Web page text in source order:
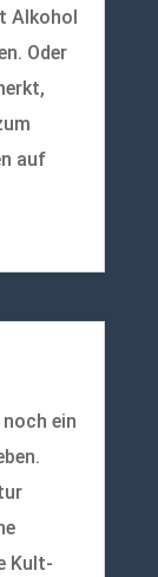
Alkohol
Oder
auf
ein
Kult-